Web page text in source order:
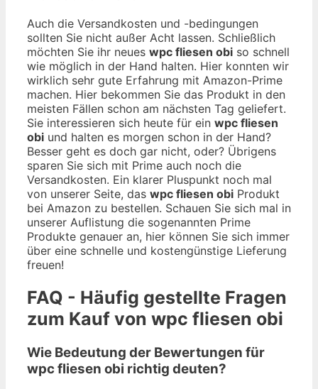
Auch die Versandkosten und -bedingungen
sollten Sie nicht außer Acht lassen. Schließlich
möchten Sie ihr neues wpc fliesen obi so schnell
wie möglich in der Hand halten. Hier konnten wir
wirklich sehr gute Erfahrung mit Amazon-Prime
machen. Hier bekommen Sie das Produkt in den
meisten Fällen schon am nächsten Tag geliefert.
Sie interessieren sich heute für ein wpc fliesen
obi und halten es morgen schon in der Hand?
Besser geht es doch gar nicht, oder? Übrigens
sparen Sie sich mit Prime auch noch die
Versandkosten. Ein klarer Pluspunkt noch mal
von unserer Seite, das wpc fliesen obi Produkt
bei Amazon zu bestellen. Schauen Sie sich mal in
unserer Auflistung die sogenannten Prime
Produkte genauer an, hier können Sie sich immer
über eine schnelle und kostengünstige Lieferung
freuen!
FAQ - Häufig gestellte Fragen
zum Kauf von wpc fliesen obi
Wie Bedeutung der Bewertungen für
wpc fliesen obi richtig deuten?